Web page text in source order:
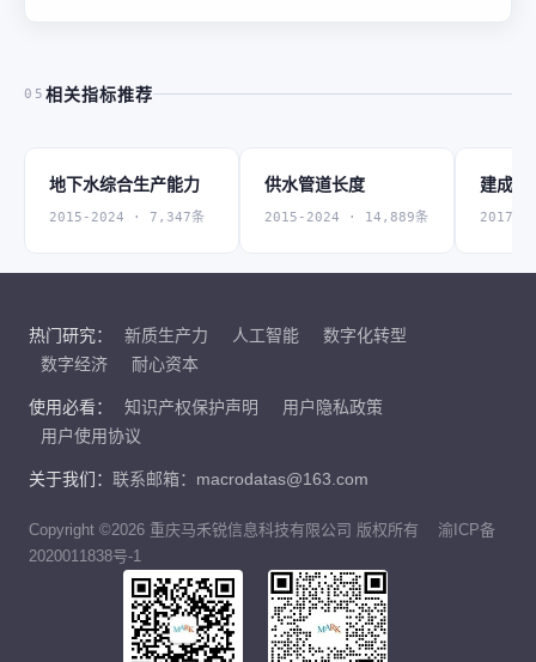
05 相关指标推荐
地下水综合生产能力
2015-2024 · 7,347条
供水管道长度
2015-2024 · 14,889条
建成区
2017-
热门研究： 新质生产力 人工智能
数字化转型
数字经济
耐心资本
使用必看： 知识产权保护声明
用户隐私政策
用户使用协议
关于我们： 联系邮箱：macrodatas@163.com
Copyright ©2026 重庆马禾锐信息科技有限公司 版权所有
渝ICP备
2020011838号-1